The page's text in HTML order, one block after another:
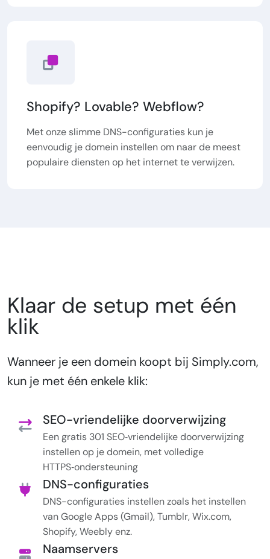
Shopify? Lovable? Webflow?
Met onze slimme DNS-configuraties kun je
eenvoudig je domein instellen om naar de meest
populaire diensten op het internet te verwijzen.
Klaar de setup met één
klik
Wanneer je een domein koopt bij Simply.com,
kun je met één enkele klik:
SEO-vriendelijke doorverwijzing
Een gratis 301 SEO‑vriendelijke doorverwijzing
instellen op je domein, met volledige
HTTPS‑ondersteuning
DNS-configuraties
DNS-configuraties instellen zoals het instellen
van Google Apps (Gmail), Tumblr, Wix.com,
Shopify, Weebly enz.
Naamservers